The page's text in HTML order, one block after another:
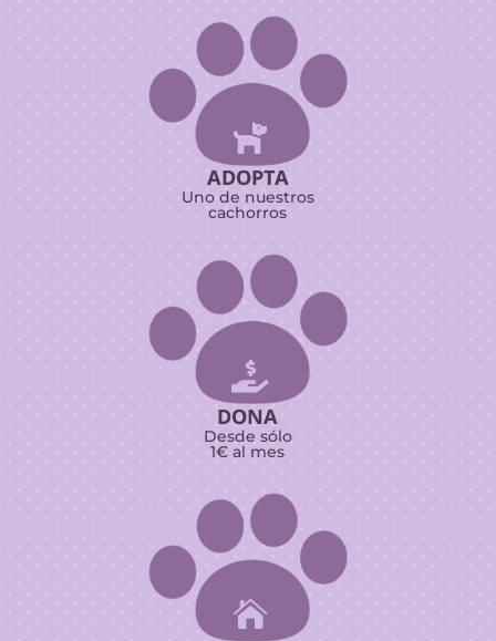

ADOPTA
Uno de nuestros
cachorros

DONA
Desde sólo
1€ al mes
